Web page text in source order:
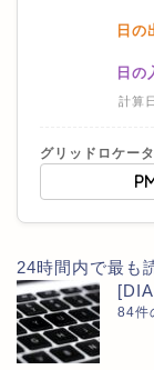
日の
日の
計算
グリッドロケー
24時間内で最も
84件